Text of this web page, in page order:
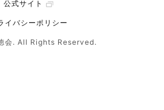
公式サイト
イバシーポリシー
会. All Rights Reserved.